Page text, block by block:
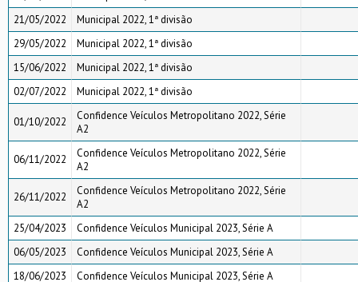
21/05/2022
Municipal 2022, 1ª divisão
29/05/2022
Municipal 2022, 1ª divisão
15/06/2022
Municipal 2022, 1ª divisão
02/07/2022
Municipal 2022, 1ª divisão
01/10/2022
Confidence Veículos Metropolitano 2022, Série
A2
06/11/2022
Confidence Veículos Metropolitano 2022, Série
A2
26/11/2022
Confidence Veículos Metropolitano 2022, Série
A2
25/04/2023
Confidence Veículos Municipal 2023, Série A
06/05/2023
Confidence Veículos Municipal 2023, Série A
18/06/2023
Confidence Veículos Municipal 2023, Série A